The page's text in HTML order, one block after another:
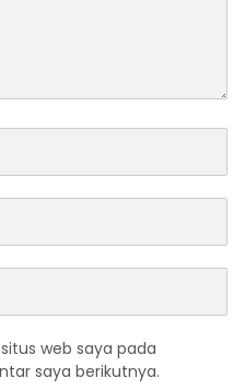
web saya pada
saya berikutnya.